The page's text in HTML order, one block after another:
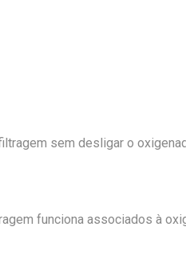
sem desligar o
funciona associados à